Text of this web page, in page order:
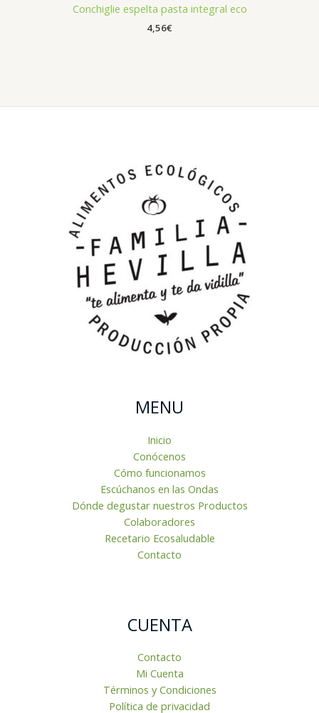
Conchiglie espelta pasta integral eco
4,56€
MENU
Inicio
Conócenos
Cómo funcionamos
Escúchanos en las Ondas
Dónde degustar nuestros Productos
Colaboradores
Recetario Ecosaludable
Contacto
CUENTA
Contacto
Mi Cuenta
Términos y Condiciones
Política de privacidad